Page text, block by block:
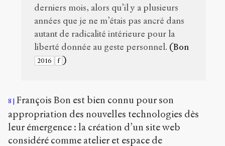
derniers mois, alors qu’il y a plusieurs
années que je ne m’étais pas ancré dans
autant de radicalité intérieure pour la
liberté donnée au geste personnel. (Bon
2016 f )
8
François Bon est bien connu pour son
appropriation des nouvelles technologies dès
leur émergence : la création d’un site web
considéré comme atelier et espace de